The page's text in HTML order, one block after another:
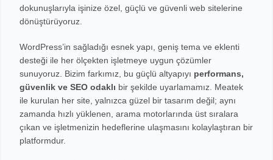
dokunuşlarıyla işinize özel, güçlü ve güvenli web sitelerine
dönüştürüyoruz.
WordPress’in sağladığı esnek yapı, geniş tema ve eklenti
desteği ile her ölçekten işletmeye uygun çözümler
sunuyoruz. Bizim farkımız, bu güçlü altyapıyı performans,
güvenlik ve SEO odaklı bir şekilde uyarlamamız. Meatek
ile kurulan her site, yalnızca güzel bir tasarım değil; aynı
zamanda hızlı yüklenen, arama motorlarında üst sıralara
çıkan ve işletmenizin hedeflerine ulaşmasını kolaylaştıran bir
platformdur.